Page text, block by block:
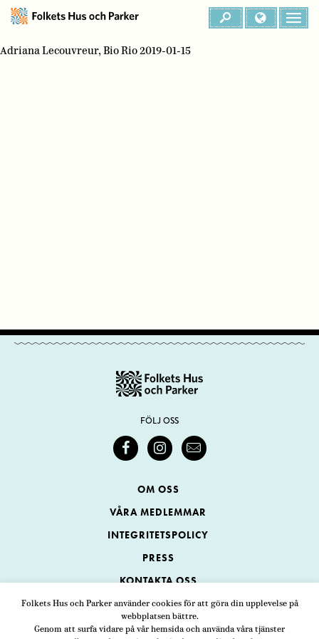
Folkets Hus och Parker använder cookies för att göra din upplevelse på
webbplatsen bättre.
Genom att surfa vidare på vår hemsida och använda våra tjänster
Adriana Lecouvreur, Bio Rio 2019-01-15
FÖLJ OSS
OM OSS
VÅRA MEDLEMMAR
INTEGRITETSPOLICY
PRESS
KONTAKTA OSS
Folkets Hus och Parker